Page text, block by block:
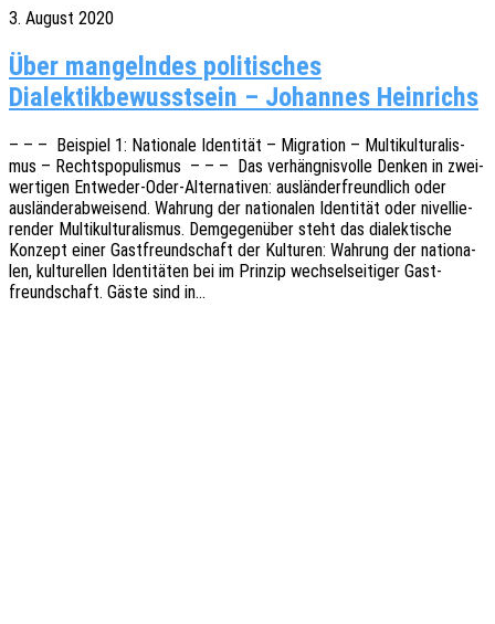
3. August 2020
Über mangelndes politisches
Dialektikbewusstsein – Johannes Heinrichs
– – – Beispiel 1: Natio­na­le Iden­ti­tät – Migra­ti­on – Multi­kul­tu­ra­lis­
mus – Rechts­po­pu­lis­mus – – – Das verhäng­nis­vol­le Denken in zwei­
wer­ti­gen Entwe­­der-Oder-Alter­na­­ti­­ven: auslän­der­freund­lich oder
auslän­der­ab­wei­send. Wahrung der natio­na­len Iden­ti­tät oder nivel­lie­
ren­der Multi­kul­tu­ra­lis­mus. Demge­gen­über steht das dialek­ti­sche
Konzept einer Gast­freund­schaft der Kultu­ren: Wahrung der natio­na­
len, kultu­rel­len Iden­ti­tä­ten bei im Prin­zip wech­sel­sei­ti­ger Gast­
freund­schaft. Gäste sind in…